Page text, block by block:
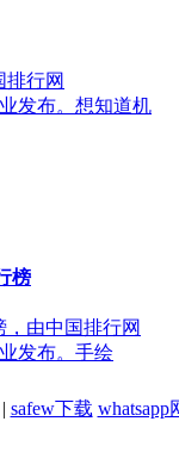
排行网
发布。想知道机
榜
由中国排行网
发布。手绘
| safew下载 whatsapp